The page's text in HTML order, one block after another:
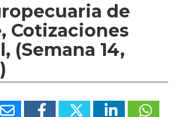
de
Cotizaciones
(Semana 14,